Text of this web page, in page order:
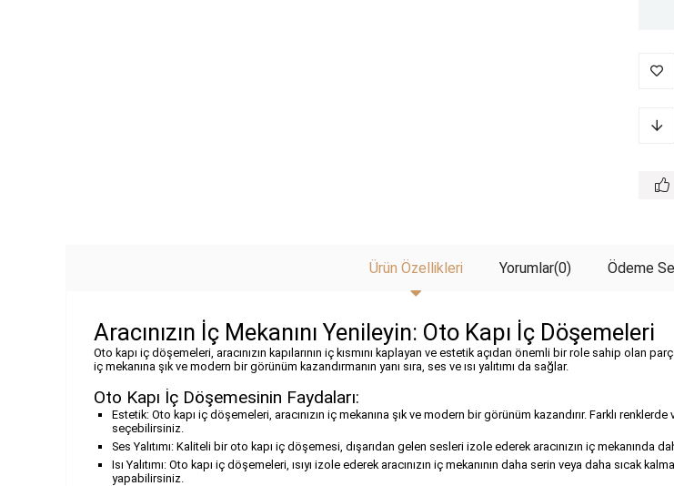
Ürün Özellikleri Yorumlar(0) Ödeme
Aracınızın İç Mekanını Yenileyin: Oto Kapı İç Döşemeleri
Oto kapı iç döşemeleri, aracınızın kapılarının iç kısmını kaplayan ve estetik açıdan önemli bir role sahip olan
iç mekanına şık ve modern bir görünüm kazandırmanın yanı sıra, ses ve ısı yalıtımı da sağlar.
Oto Kapı İç Döşemesinin Faydaları:
Estetik: Oto kapı iç döşemeleri, aracınızın iç mekanına şık ve modern bir görünüm kazandırır. Farklı
seçebilirsiniz.
Ses Yalıtımı: Kaliteli bir oto kapı iç döşemesi, dışarıdan gelen sesleri izole ederek aracınızın iç mekanında
Isı Yalıtımı: Oto kapı iç döşemeleri, ısıyı izole ederek aracınızın iç mekanının daha serin veya daha sıcak
yapabilirsiniz.